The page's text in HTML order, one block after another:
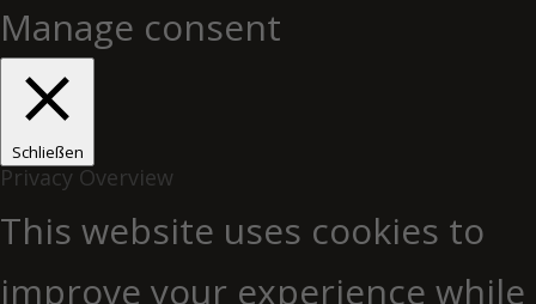
Manage consent
Schließen
Privacy Overview
This website uses cookies to
improve your experience while